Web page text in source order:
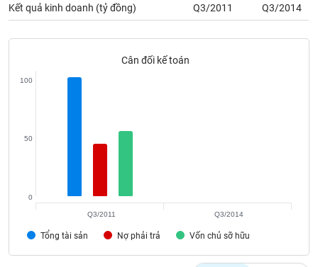
Kết quả kinh doanh (tỷ đồng) Q3/2011 Q3/2014
Cân đối kế toán
Tổng tài sản Nợ phải trả Vốn chủ sỡ hữu
0
50
100
Q3/2011 Q3/2014
cáo
(-)